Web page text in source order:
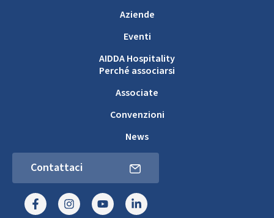
Aziende
Eventi
AIDDA Hospitality
Perché associarsi
Associate
Convenzioni
News
Contattaci